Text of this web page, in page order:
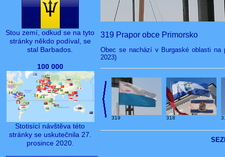
Stou zemí, odkud se na tyto
stránky někdo podíval, se
stal Barbados.
100 000
Stotisící návštěva této
stránky se uskutečnila 27.
prosince 2020.
319 Prapor obce Primorsko
Obec se nachází v Burgaské oblasti na
2023)
319 318